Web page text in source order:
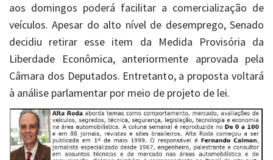
aos domingos poderá facilitar a comercialização de
veículos. Apesar do alto nível de desemprego, Senado
decidiu retirar esse item da Medida Provisória da
Liberdade Econômica, anteriormente aprovada pela
Câmara dos Deputados. Entretanto, a proposta voltará
à análise parlamentar por meio de projeto de lei.